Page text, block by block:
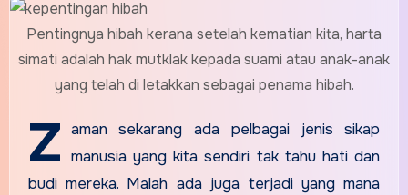
Pentingnya hibah kerana setelah kematian kita, harta
simati adalah hak mutklak kepada suami atau anak-anak
yang telah di letakkan sebagai penama hibah.
Z aman sekarang ada pelbagai jenis sikap
manusia yang kita sendiri tak tahu hati dan
budi mereka. Malah ada juga terjadi yang mana